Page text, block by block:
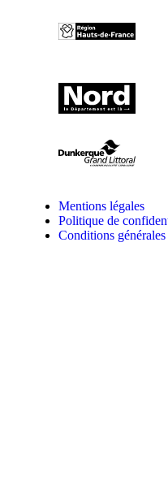
Mentions légales
Politique de
Conditions